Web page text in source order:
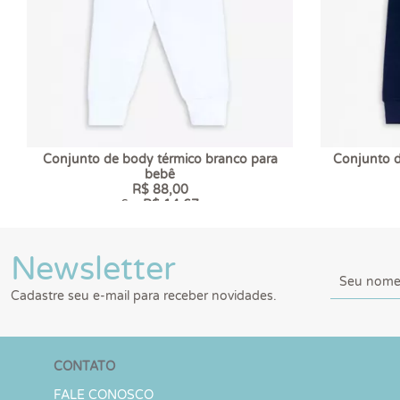
Conjunto de body térmico branco para
bebê
R$ 88,00
6 x R$ 14,67
Conjunto
Newsletter
Cadastre seu e-mail para receber novidades.
CONTATO
FALE CONOSCO